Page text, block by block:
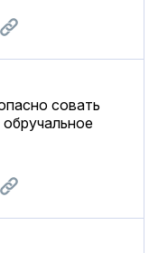
совать
обручальное